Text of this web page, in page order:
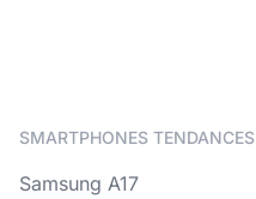
SMARTPHONES TENDANCES
Samsung A17